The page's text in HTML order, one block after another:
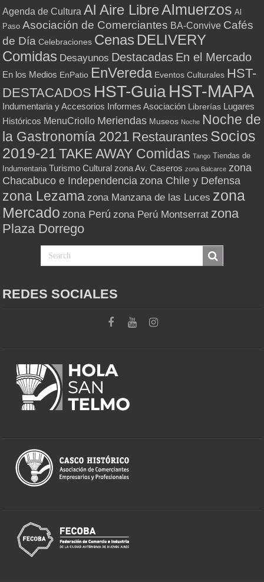
Agenda de Cultura Al Aire LibreAlmuerzos Al
Paso Asociación de Comerciantes BA-Convive Cafés
de Día Celebraciones Cenas DELIVERY
Comidas Desayunos Destacadas En el Mercado
En los Medios EnPatio EnVereda Eventos Culturales HST-
DESTACADOS HST-GuiaHST-MAPA
Indumentaria y Accesorios Informes Asociación Librerías Lugares
Históricos MenuCriollo Meriendas Museos Noche Noche de
la Gastronomía 2021 Restaurantes Socios
2019-21 TAKE AWAY Comidas Tango Tiendas de
Indumentaria Turismo Cultural zona Av. Caseros zona Balcarce zona
Chacabuco e Independencia zona Chile y Defensa
zona Lezama zona Manzana de las Luces zona
Mercado zona Perú zona Perú Montserrat zona
Plaza Dorrego
REDES SOCIALES